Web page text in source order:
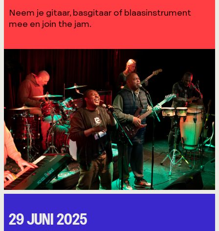
Neem je gitaar, basgitaar of blaasinstrument
mee en join the jam.
29 JUNI 2025